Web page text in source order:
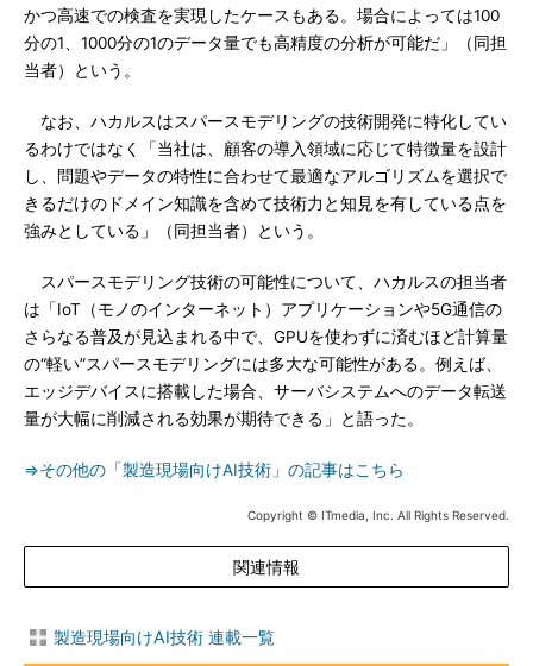
かつ高速での検査を実現したケースもある。場合によっては100
分の1、1000分の1のデータ量でも高精度の分析が可能だ」（同担
当者）という。
なお、ハカルスはスパースモデリングの技術開発に特化してい
るわけではなく「当社は、顧客の導入領域に応じて特徴量を設計
し、問題やデータの特性に合わせて最適なアルゴリズムを選択で
きるだけのドメイン知識を含めて技術力と知見を有している点を
強みとしている」（同担当者）という。
スパースモデリング技術の可能性について、ハカルスの担当者
は「IoT（モノのインターネット）アプリケーションや5G通信の
さらなる普及が見込まれる中で、GPUを使わずに済むほど計算量
の“軽い”スパースモデリングには多大な可能性がある。例えば、
エッジデバイスに搭載した場合、サーバシステムへのデータ転送
量が大幅に削減される効果が期待できる」と語った。
⇒その他の「製造現場向けAI技術」の記事はこちら
Copyright © ITmedia, Inc. All Rights Reserved.
関連情報
製造現場向けAI技術 連載一覧